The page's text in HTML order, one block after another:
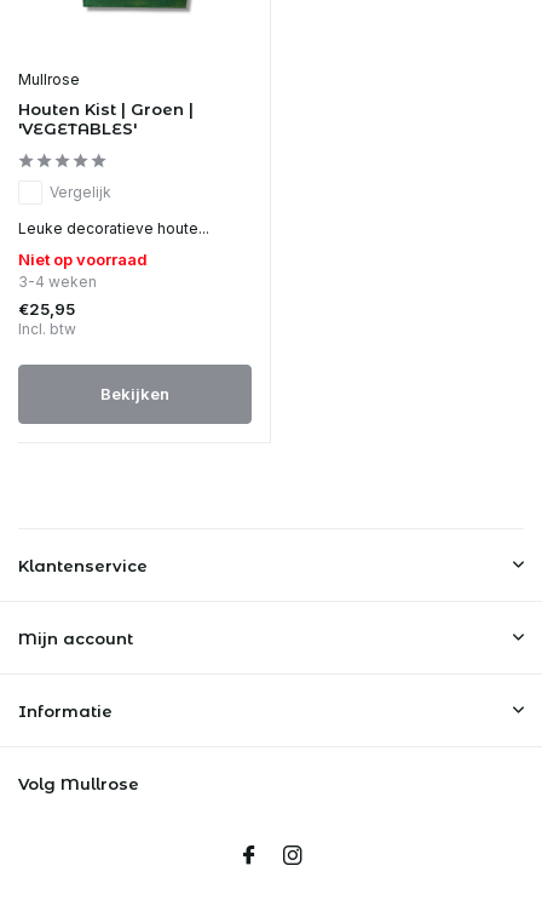
Mullrose
Houten Kist | Groen |
'VEGETABLES'
Vergelijk
Leuke decoratieve houte...
Niet op voorraad
3-4 weken
€25,95
Incl. btw
Bekijken
Klantenservice
Mijn account
Informatie
Volg Mullrose